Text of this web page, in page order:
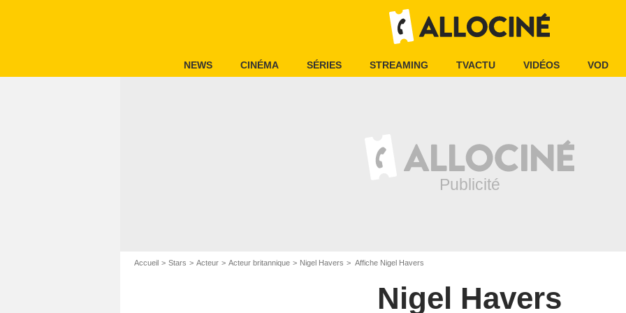
NEWS CINÉMA SÉRIES STREAMING TVACTU VIDÉOS VOD
Accueil Stars Acteur Acteur britannique Nigel Havers Affiche Nigel Havers
Nigel Havers